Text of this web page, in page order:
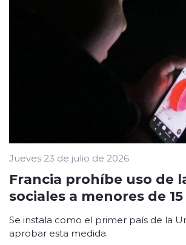
Jueves 23 de julio de 2026
Francia prohíbe uso de
sociales a menores de
Se instala como el primer país de la
aprobar esta medida.